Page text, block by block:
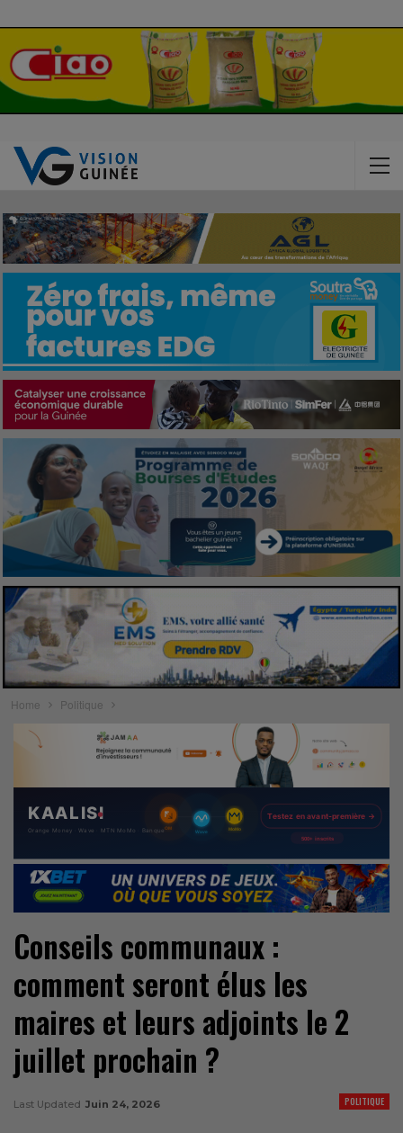
Home Politique
Conseils communaux :
comment seront élus les
maires et leurs adjoints le 2
juillet prochain ?
POLITIQUE
Last Updated Juin 24, 2026